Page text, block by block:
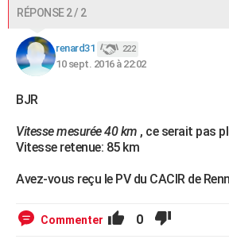
RÉPONSE 2 / 2
renard31 222
10 sept. 2016 à 22:02
BJR
Vitesse mesurée 40 km , ce serait pas
Vitesse retenue: 85 km
Avez-vous reçu le PV du CACIR de
Commenter 0